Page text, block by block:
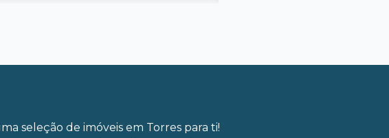
seleção de imóveis em Torres para ti!